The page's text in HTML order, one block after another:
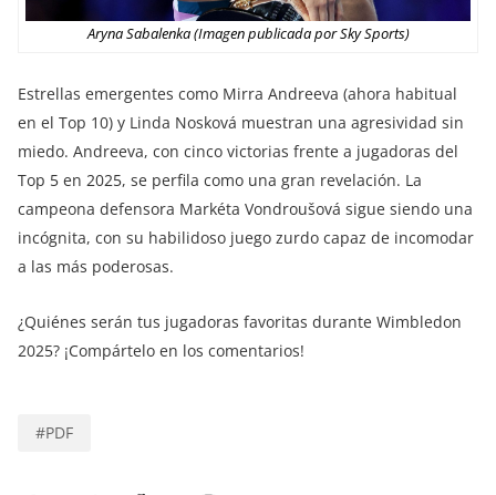
Aryna Sabalenka (Imagen publicada por Sky Sports)
Estrellas emergentes como Mirra Andreeva (ahora habitual
en el Top 10) y Linda Nosková muestran una agresividad sin
miedo. Andreeva, con cinco victorias frente a jugadoras del
Top 5 en 2025, se perfila como una gran revelación. La
campeona defensora Markéta Vondroušová sigue siendo una
incógnita, con su habilidoso juego zurdo capaz de incomodar
a las más poderosas.
¿Quiénes serán tus jugadoras favoritas durante Wimbledon
2025? ¡Compártelo en los comentarios!
#PDF